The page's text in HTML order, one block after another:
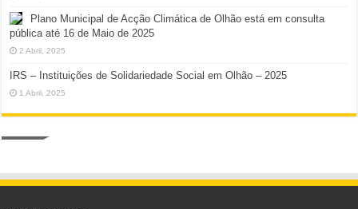
Plano Municipal de Acção Climática de Olhão está em consulta
pública até 16 de Maio de 2025
2 Abril, 2025
IRS – Instituições de Solidariedade Social em Olhão – 2025
1 Abril, 2025